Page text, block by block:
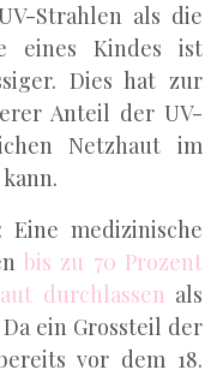
Strahlen als die
eines Kindes ist
Dies hat zur
Anteil der UV-
Netzhaut im
medizinische
bis zu 70 Prozent
durchlassen als
ein Grossteil der
vor dem 18.